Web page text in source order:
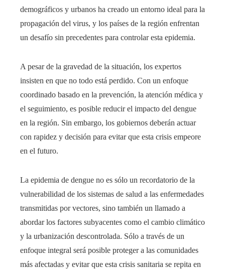
demográficos y urbanos ha creado un entorno ideal para la
propagación del virus, y los países de la región enfrentan
un desafío sin precedentes para controlar esta epidemia.
A pesar de la gravedad de la situación, los expertos
insisten en que no todo está perdido. Con un enfoque
coordinado basado en la prevención, la atención médica y
el seguimiento, es posible reducir el impacto del dengue
en la región. Sin embargo, los gobiernos deberán actuar
con rapidez y decisión para evitar que esta crisis empeore
en el futuro.
La epidemia de dengue no es sólo un recordatorio de la
vulnerabilidad de los sistemas de salud a las enfermedades
transmitidas por vectores, sino también un llamado a
abordar los factores subyacentes como el cambio climático
y la urbanización descontrolada. Sólo a través de un
enfoque integral será posible proteger a las comunidades
más afectadas y evitar que esta crisis sanitaria se repita en